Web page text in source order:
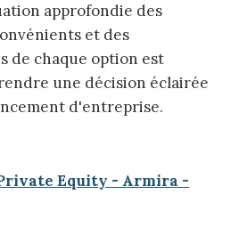
approfondie des
et des
de chaque option est
une décision éclairée
d'entreprise.
Equity - Armira -